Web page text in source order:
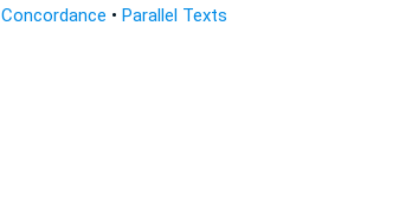
Concordance • Parallel Texts